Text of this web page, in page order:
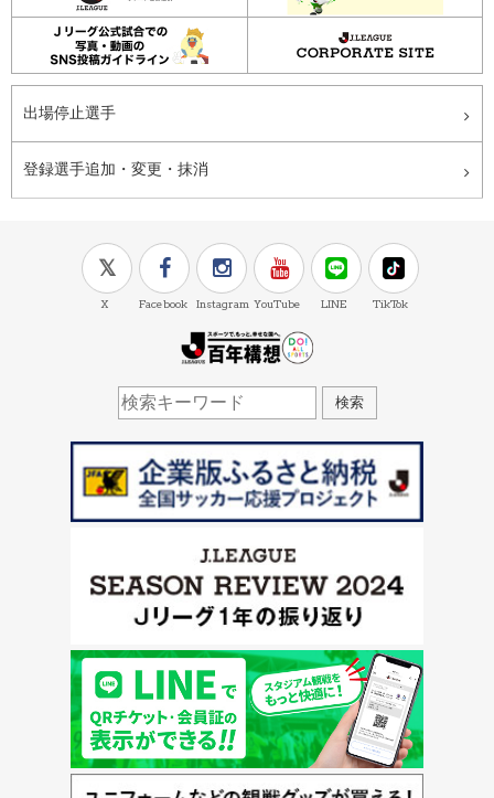
出場停止選手
登録選手追加・変更・抹消
X Facebook Instagram YouTube LINE TikTok
検索